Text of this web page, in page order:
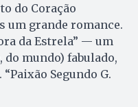
do Coração
um grande romance.
da Estrela” — um
mundo) fabulado,
Segundo G.